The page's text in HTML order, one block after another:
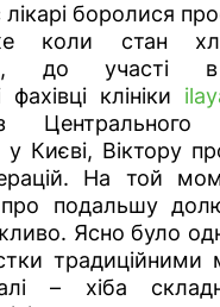
боролися
коли стан
до участі
клініки
Києві, Віктору
На той
подальшу
Ясно було
– хіба